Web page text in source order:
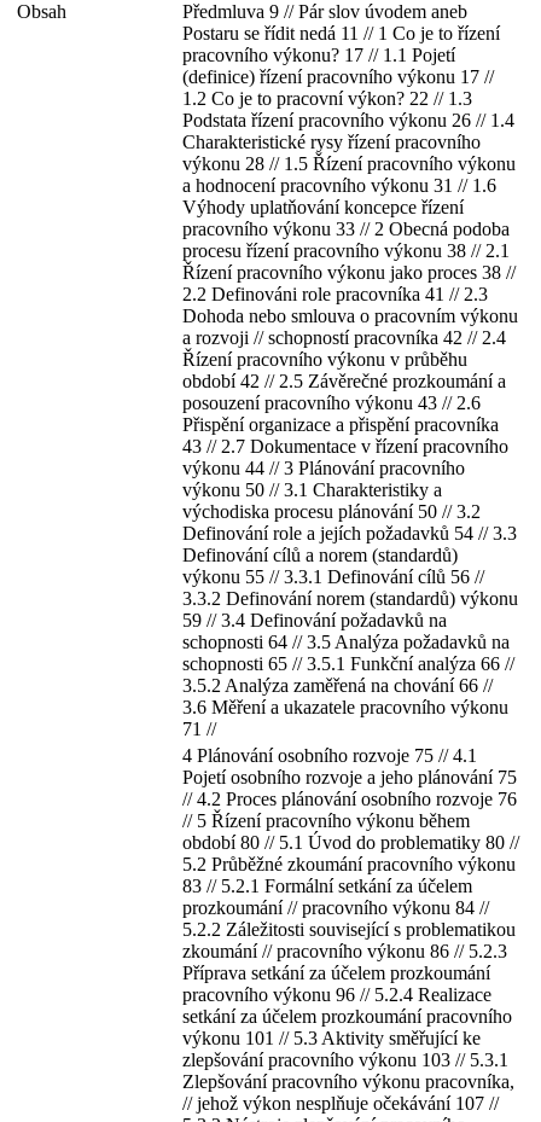
Obsah
Předmluva 9 // Pár slov úvodem aneb
Postaru se řídit nedá 11 // 1 Co je to řízení
pracovního výkonu? 17 // 1.1 Pojetí
(definice) řízení pracovního výkonu 17 //
1.2 Co je to pracovní výkon? 22 // 1.3
Podstata řízení pracovního výkonu 26 // 1.4
Charakteristické rysy řízení pracovního
výkonu 28 // 1.5 Řízení pracovního výkonu
a hodnocení pracovního výkonu 31 // 1.6
Výhody uplatňování koncepce řízení
pracovního výkonu 33 // 2 Obecná podoba
procesu řízení pracovního výkonu 38 // 2.1
Řízení pracovního výkonu jako proces 38 //
2.2 Definováni role pracovníka 41 // 2.3
Dohoda nebo smlouva o pracovním výkonu
a rozvoji // schopností pracovníka 42 // 2.4
Řízení pracovního výkonu v průběhu
období 42 // 2.5 Závěrečné prozkoumání a
posouzení pracovního výkonu 43 // 2.6
Přispění organizace a přispění pracovníka
43 // 2.7 Dokumentace v řízení pracovního
výkonu 44 // 3 Plánování pracovního
výkonu 50 // 3.1 Charakteristiky a
východiska procesu plánování 50 // 3.2
Definování role a jejích požadavků 54 // 3.3
Definování cílů a norem (standardů)
výkonu 55 // 3.3.1 Definování cílů 56 //
3.3.2 Definování norem (standardů) výkonu
59 // 3.4 Definování požadavků na
schopnosti 64 // 3.5 Analýza požadavků na
schopnosti 65 // 3.5.1 Funkční analýza 66 //
3.5.2 Analýza zaměřená na chování 66 //
3.6 Měření a ukazatele pracovního výkonu
71 //
4 Plánování osobního rozvoje 75 // 4.1
Pojetí osobního rozvoje a jeho plánování 75
// 4.2 Proces plánování osobního rozvoje 76
// 5 Řízení pracovního výkonu během
období 80 // 5.1 Úvod do problematiky 80 //
5.2 Průběžné zkoumání pracovního výkonu
83 // 5.2.1 Formální setkání za účelem
prozkoumání // pracovního výkonu 84 //
5.2.2 Záležitosti související s problematikou
zkoumání // pracovního výkonu 86 // 5.2.3
Příprava setkání za účelem prozkoumání
pracovního výkonu 96 // 5.2.4 Realizace
setkání za účelem prozkoumání pracovního
výkonu 101 // 5.3 Aktivity směřující ke
zlepšování pracovního výkonu 103 // 5.3.1
Zlepšování pracovního výkonu pracovníka,
// jehož výkon nesplňuje očekávání 107 //